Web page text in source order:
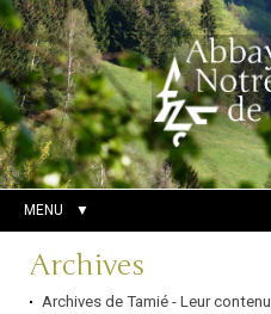
Aller
au
contenu.
|
Aller
à
la
navigation
Outils
personnels
Chercher par
Recherche
avancée…
MENU
Navigation
Archives
Archives de Tamié - Leur contenu